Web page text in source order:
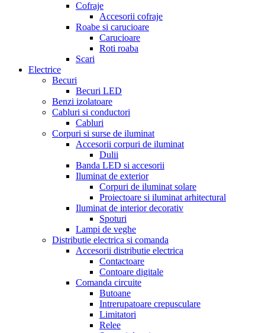
Cofraje
Accesorii cofraje
Roabe si carucioare
Carucioare
Roti roaba
Scari
Electrice
Becuri
Becuri LED
Benzi izolatoare
Cabluri si conductori
Cabluri
Corpuri si surse de iluminat
Accesorii corpuri de iluminat
Dulii
Banda LED si accesorii
Iluminat de exterior
Corpuri de iluminat solare
Proiectoare si iluminat arhitectural
Iluminat de interior decorativ
Spoturi
Lampi de veghe
Distributie electrica si comanda
Accesorii distributie electrica
Contactoare
Contoare digitale
Comanda circuite
Butoane
Intrerupatoare crepusculare
Limitatori
Relee